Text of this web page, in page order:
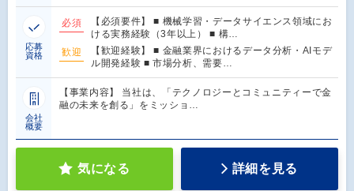
応募
資格
必須
【必須要件】 ■ 機械学習・データサイエンス領域にお
ける実務経験（3年以上） ■ 構…
歓迎
【歓迎経験】 ■ 金融業界におけるデータ分析・AIモデ
ル開発経験 ■ 市場分析、需要…
会社
概要
【事業内容】 当社は、「テクノロジーとコミュニティーで金
融の未来を創る」をミッショ…
気になる 詳細を見る